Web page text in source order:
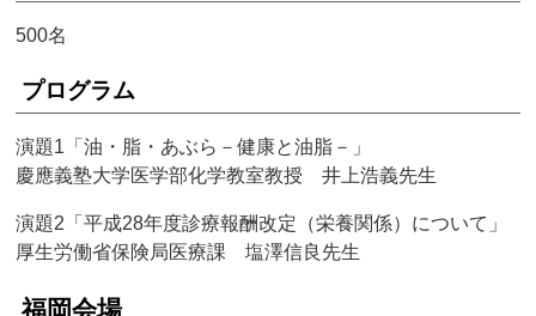
500名
プログラム
演題1「油・脂・あぶら－健康と油脂－」
慶應義塾大学医学部化学教室教授 井上浩義先生
演題2「平成28年度診療報酬改定（栄養関係）について」
厚生労働省保険局医療課 塩澤信良先生
福岡会場